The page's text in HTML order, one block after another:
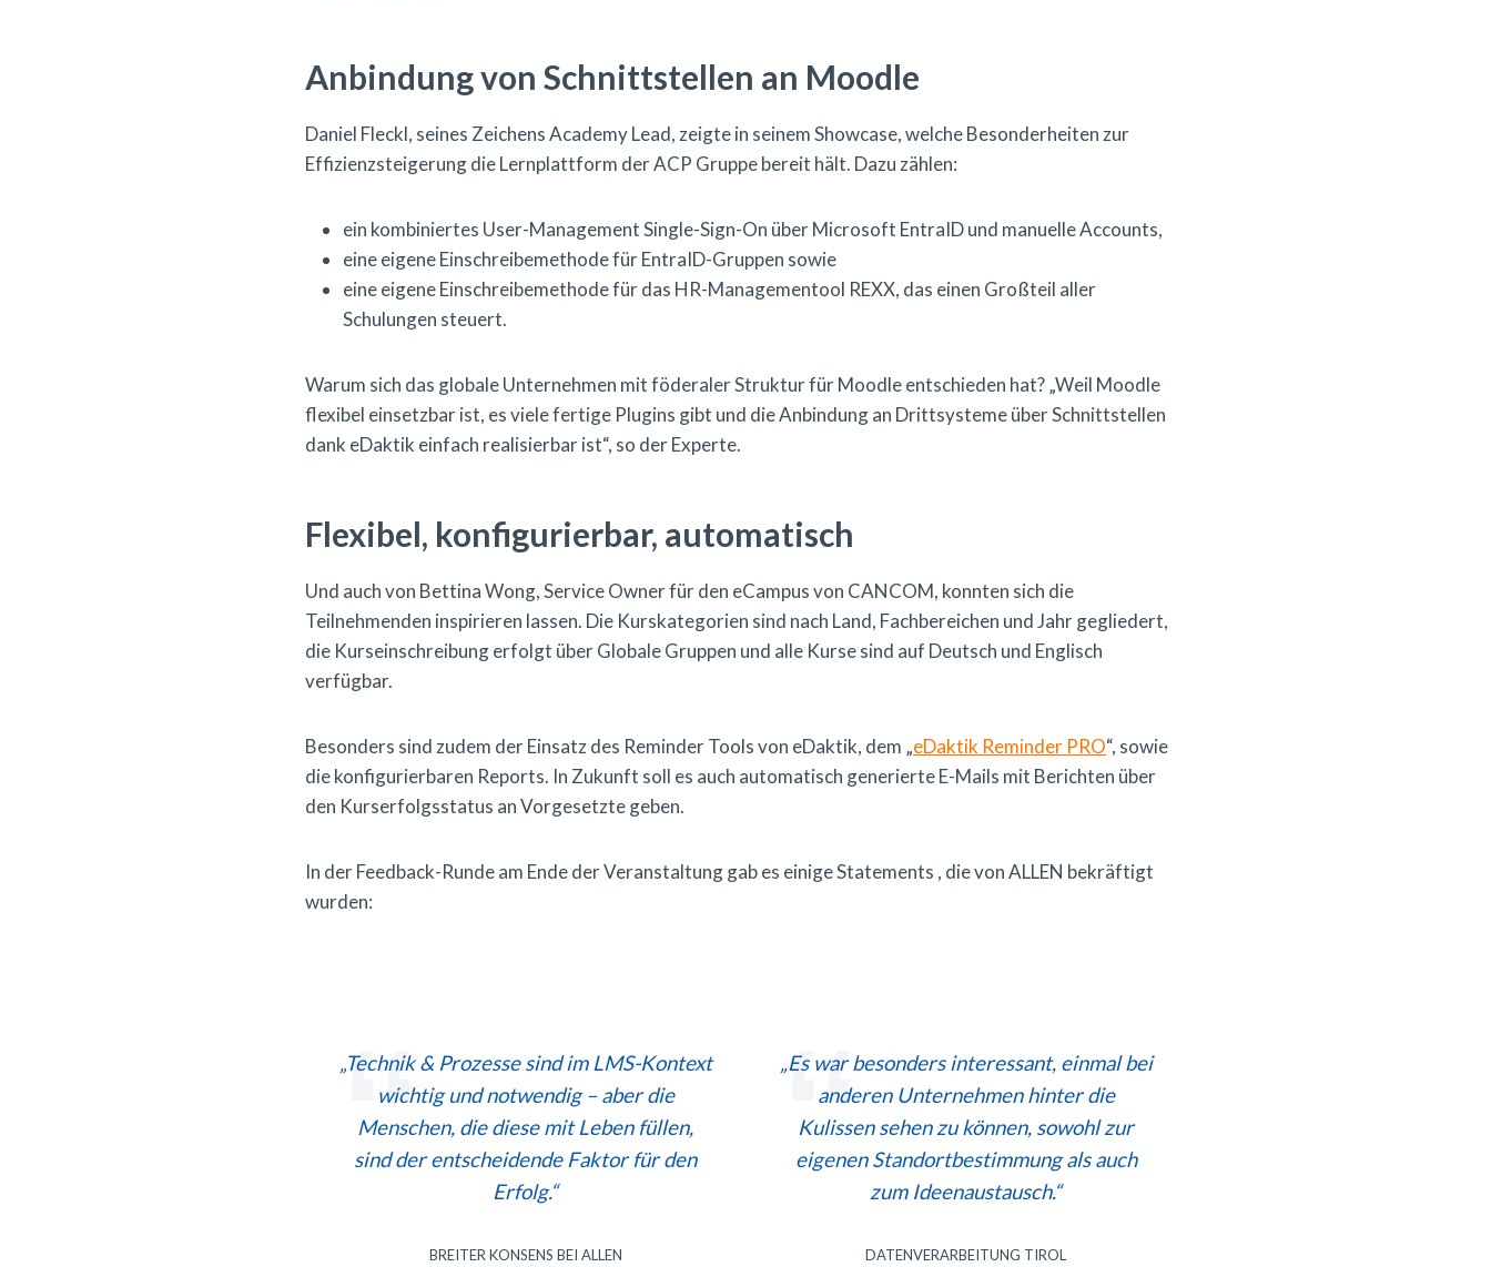
Anbindung von Schnittstellen an Moodle
Daniel Fleckl, seines Zeichens Academy Lead, zeigte in seinem Showcase, welche Besonderheiten zur
Effizienzsteigerung die Lernplattform der ACP Gruppe bereit hält. Dazu zählen:
ein kombiniertes User-Management Single-Sign-On über Microsoft EntraID und manuelle Accounts,
eine eigene Einschreibemethode für EntraID-Gruppen sowie
eine eigene Einschreibemethode für das HR-Managementool REXX, das einen Großteil aller
Schulungen steuert.
Warum sich das globale Unternehmen mit föderaler Struktur für Moodle entschieden hat? „Weil Moodle
flexibel einsetzbar ist, es viele fertige Plugins gibt und die Anbindung an Drittsysteme über Schnittstellen
dank eDaktik einfach realisierbar ist“, so der Experte.
Flexibel, konfigurierbar, automatisch
Und auch von Bettina Wong, Service Owner für den eCampus von CANCOM, konnten sich die
Teilnehmenden inspirieren lassen. Die Kurskategorien sind nach Land, Fachbereichen und Jahr gegliedert,
die Kurseinschreibung erfolgt über Globale Gruppen und alle Kurse sind auf Deutsch und Englisch
verfügbar.
Besonders sind zudem der Einsatz des Reminder Tools von eDaktik, dem „eDaktik Reminder PRO“, sowie
die konfigurierbaren Reports. In Zukunft soll es auch automatisch generierte E-Mails mit Berichten über
den Kurserfolgsstatus an Vorgesetzte geben.
In der Feedback-Runde am Ende der Veranstaltung gab es einige Statements , die von ALLEN bekräftigt
wurden:
„Technik & Prozesse sind im LMS-Kontext
wichtig und notwendig – aber die
Menschen, die diese mit Leben füllen,
sind der entscheidende Faktor für den
Erfolg.“
BREITER KONSENS BEI ALLEN
„Es war besonders interessant, einmal bei
anderen Unternehmen hinter die
Kulissen sehen zu können, sowohl zur
eigenen Standortbestimmung als auch
zum Ideenaustausch.“
DATENVERARBEITUNG TIROL